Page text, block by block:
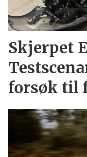
Skjerpet
forsøk til